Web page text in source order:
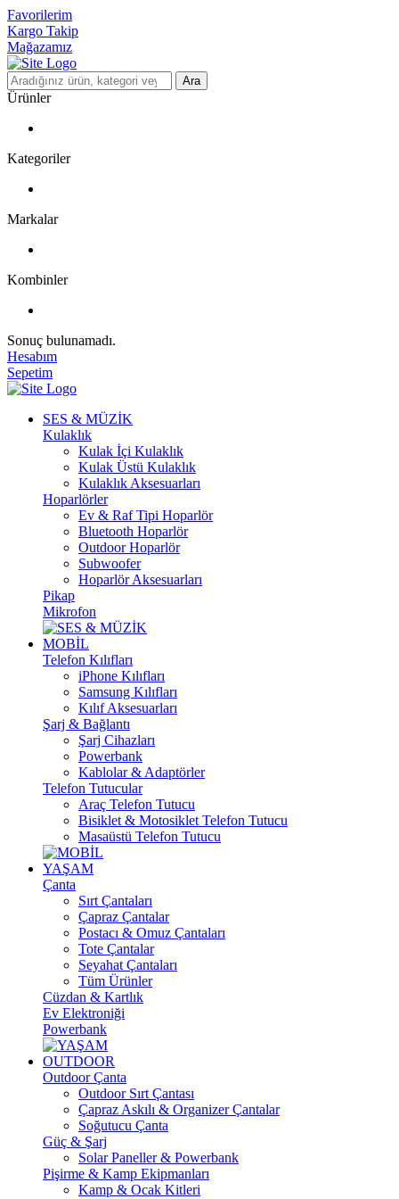
Favorilerim
Kargo Takip
Mağazamız
Ara
Ürünler
Kategoriler
Markalar
Kombinler
Sonuç bulunamadı.
Hesabım
Sepetim
SES & MÜZİK
Kulaklık
Kulak İçi Kulaklık
Kulak Üstü Kulaklık
Kulaklık Aksesuarları
Hoparlörler
Ev & Raf Tipi Hoparlör
Bluetooth Hoparlör
Outdoor Hoparlör
Subwoofer
Hoparlör Aksesuarları
Pikap
Mikrofon
MOBİL
Telefon Kılıfları
iPhone Kılıfları
Samsung Kılıfları
Kılıf Aksesuarları
Şarj & Bağlantı
Şarj Cihazları
Powerbank
Kablolar & Adaptörler
Telefon Tutucular
Araç Telefon Tutucu
Bisiklet & Motosiklet Telefon Tutucu
Masaüstü Telefon Tutucu
YAŞAM
Çanta
Sırt Çantaları
Çapraz Çantalar
Postacı & Omuz Çantaları
Tote Çantalar
Seyahat Çantaları
Tüm Ürünler
Cüzdan & Kartlık
Ev Elektroniği
Powerbank
OUTDOOR
Outdoor Çanta
Outdoor Sırt Çantası
Çapraz Askılı & Organizer Çantalar
Soğutucu Çanta
Güç & Şarj
Solar Paneller & Powerbank
Pişirme & Kamp Ekipmanları
Kamp & Ocak Kitleri